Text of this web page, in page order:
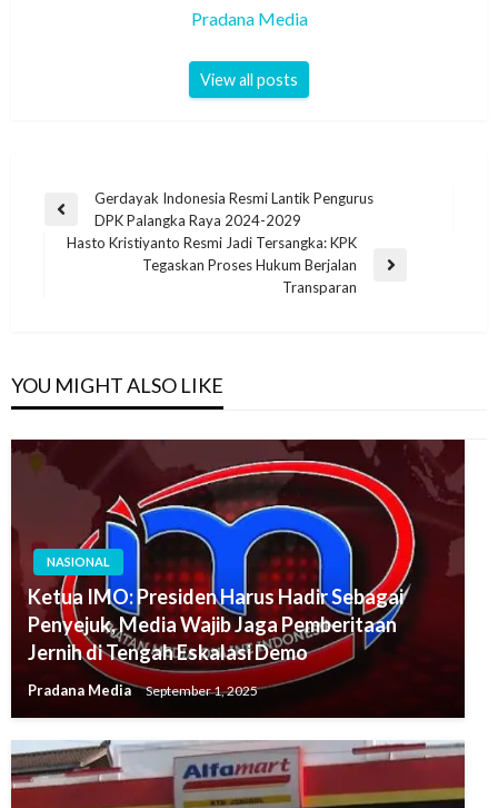
Pradana Media
View all posts
Gerdayak Indonesia Resmi Lantik Pengurus
DPK Palangka Raya 2024-2029
Hasto Kristiyanto Resmi Jadi Tersangka: KPK
Tegaskan Proses Hukum Berjalan
Transparan
YOU MIGHT ALSO LIKE
NASIONAL
Ketua IMO: Presiden Harus Hadir Sebagai
Penyejuk, Media Wajib Jaga Pemberitaan
Jernih di Tengah Eskalasi Demo
Pradana Media September 1, 2025